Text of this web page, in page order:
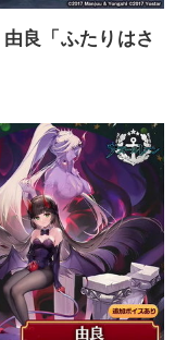
良「ふたりはさ